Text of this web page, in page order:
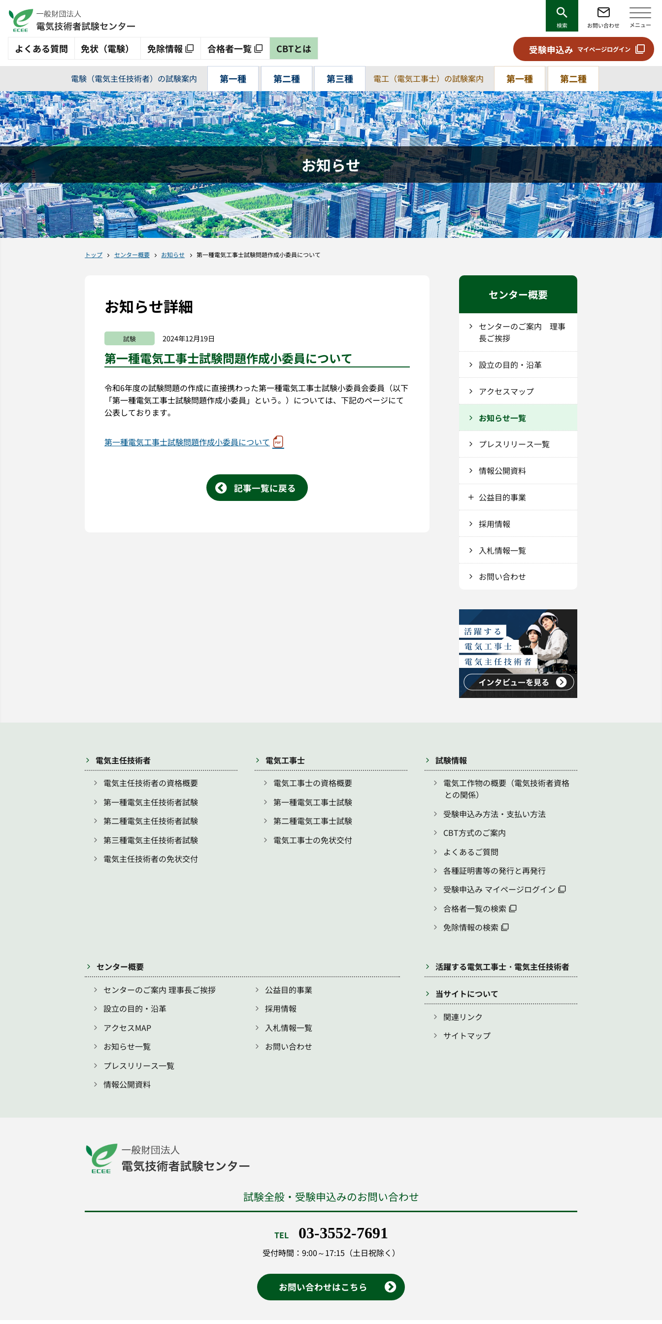
検索 お問い合わせ メニュー
よくある質問 免状（電験） 免除情報 合格者一覧 CBTとは 受験申込み マイページログイン
電験（電気主任技術者）の試験案内 第一種 第二種 第三種 電工（電気工事士）の試験案内 第一種 第二種
お知らせ
トップ センター概要 お知らせ 第一種電気工事士試験問題作成小委員について
お知らせ詳細
試験 2024年12月19日
第一種電気工事士試験問題作成小委員について
令和6年度の試験問題の作成に直接携わった第一種電気工事士試験小委員会委員（以下
「第一種電気工事士試験問題作成小委員」という。）については、下記のページにて
公表しております。
第一種電気工事士試験問題作成小委員について
記事一覧に戻る
センター概要
センターのご案内 理事
長ご挨拶
設立の目的・沿革
アクセスマップ
お知らせ一覧
プレスリリース一覧
情報公開資料
公益目的事業
採用情報
入札情報一覧
お問い合わせ
電気主任技術者
電気主任技術者の資格概要
第一種電気主任技術者試験
第二種電気主任技術者試験
第三種電気主任技術者試験
電気主任技術者の免状交付
電気工事士
電気工事士の資格概要
第一種電気工事士試験
第二種電気工事士試験
電気工事士の免状交付
試験情報
電気工作物の概要（電気技術者資格
との関係）
受験申込み方法・支払い方法
CBT方式のご案内
よくあるご質問
各種証明書等の発行と再発行
受験申込み マイページログイン
合格者一覧の検索
免除情報の検索
センター概要
センターのご案内 理事長ご挨拶
設立の目的・沿革
アクセスMAP
お知らせ一覧
プレスリリース一覧
情報公開資料
公益目的事業
採用情報
入札情報一覧
お問い合わせ
活躍する電気工事士・電気主任技術者
当サイトについて
関連リンク
サイトマップ
試験全般・受験申込みのお問い合わせ
TEL 03-3552-7691
受付時間：9:00～17:15（土日祝除く）
お問い合わせはこちら